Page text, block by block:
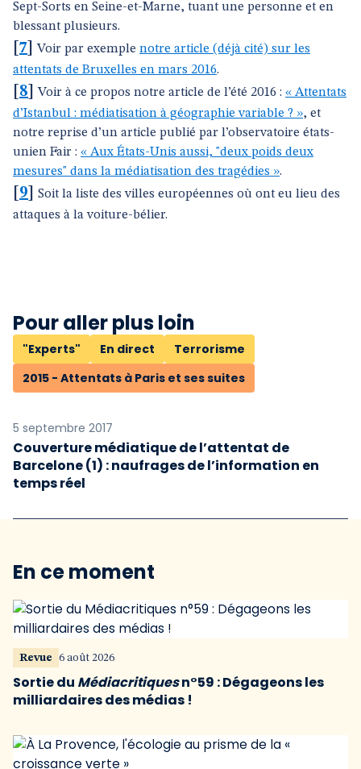
Sept-Sorts en Seine-et-Marne, tuant une personne et en
blessant plusieurs.
7 ]Voir par exemple notre article (déjà cité) sur les
attentats de Bruxelles en mars 2016.
8 ]Voir à ce propos notre article de l’été 2016 : « Attentats
d’Istanbul : médiatisation à géographie variable ? », et
notre reprise d’un article publié par l’observatoire états-
unien Fair : « Aux États-Unis aussi, "deux poids deux
mesures" dans la médiatisation des tragédies ».
9
Soit la liste des villes européennes où ont eu lieu des
attaques à la voiture-bélier.
Pour aller plus loin
"Experts" En direct
Terrorisme
2015 - Attentats à Paris et ses suites
5 septembre 2017
Couverture médiatique de l’attentat de
Barcelone (1) : naufrages de l’information en
temps réel
En ce moment
Revue 6 août 2026
Sortie du Médiacritiquesn°59 : Dégageons les
milliardaires des médias !